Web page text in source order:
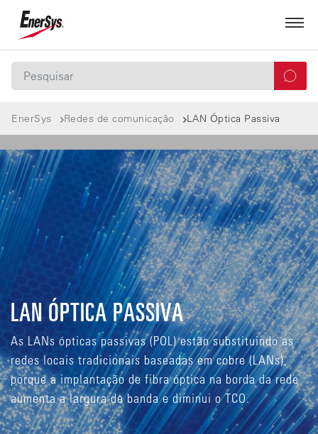
EnerSys Redes de comunicação LAN Óptica Passiva
LAN ÓPTICA PASSIVA
As LANs ópticas passivas (POL) estão substituindo as
redes locais tradicionais baseadas em cobre (LANs),
porque a implantação de fibra óptica na borda da rede
aumenta a largura de banda e diminui o TCO.